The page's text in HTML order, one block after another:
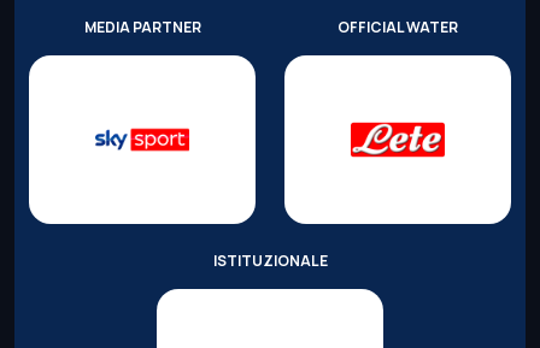
MEDIA PARTNER OFFICIAL WATER
ISTITUZIONALE